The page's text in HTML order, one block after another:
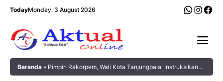
Langsung
TodayMonday, 3 August 2026
Beranda » Pimpin Rakorpem, Wali Kota Tanjungbalai Instruksikan